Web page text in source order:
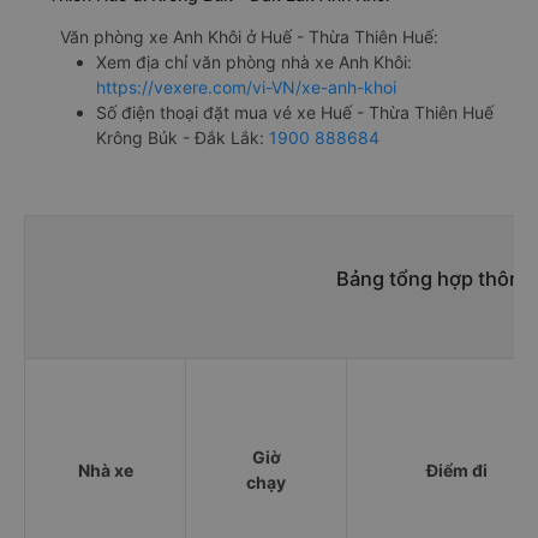
Văn phòng xe Anh Khôi ở Huế - Thừa Thiên Huế:
Xem địa chỉ văn phòng nhà xe Anh Khôi:
https://vexere.com/vi-VN/xe-anh-khoi
Số điện thoại đặt mua vé xe Huế - Thừa Thiên Huế
Krông Búk - Đắk Lắk: 1900 888684
Bảng tổng hợp
Nhà xe
Giờ
chạy
Điểm đi